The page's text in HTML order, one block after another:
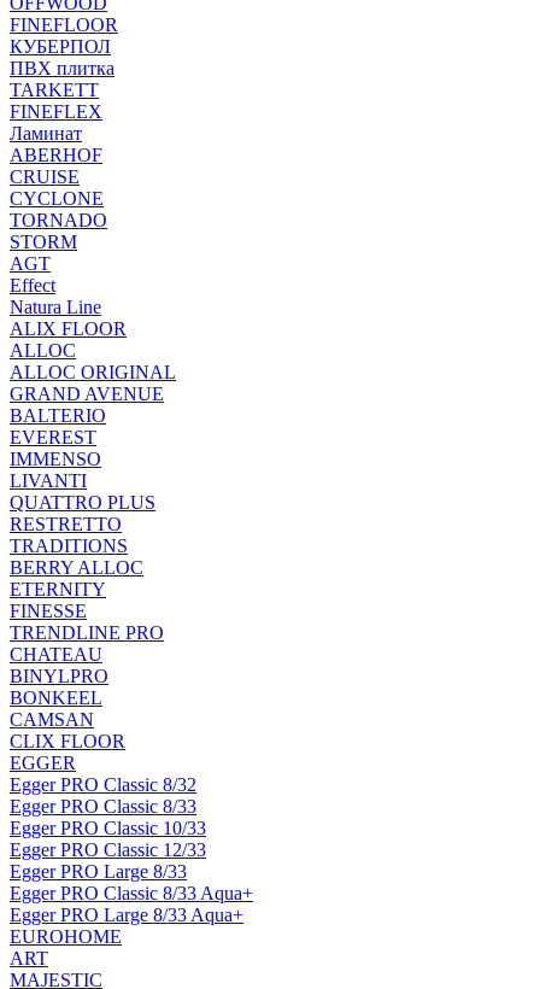
FINEFLOOR
КУБЕРПОЛ
ПВХ плитка
TARKETT
FINEFLEX
Ламинат
ABERHOF
CRUISE
CYCLONE
TORNADO
STORM
AGT
Effect
Natura Line
ALIX FLOOR
ALLOC
ALLOC ORIGINAL
GRAND AVENUE
BALTERIO
EVEREST
IMMENSO
LIVANTI
QUATTRO PLUS
RESTRETTO
TRADITIONS
BERRY ALLOC
ETERNITY
FINESSE
TRENDLINE PRO
CHATEAU
BINYLPRO
BONKEEL
CAMSAN
CLIX FLOOR
EGGER
Egger PRO Classic 8/32
Egger PRO Classic 8/33
Egger PRO Classic 10/33
Egger PRO Classic 12/33
Egger PRO Large 8/33
Egger PRO Classic 8/33 Aqua+
Egger PRO Large 8/33 Aqua+
EUROHOME
ART
MAJESTIC